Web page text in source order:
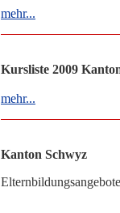
mehr...
Kursliste 2009
mehr...
Kanton Schwyz